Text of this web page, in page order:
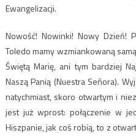
Ewangelizacji.
Nowość! Nowinki! Nowy Dzień!
Toledo mamy wzmiankowaną
Świętą Marię, ani tym bardziej
Naszą Panią (Nuestra Señora).
natychmiast, skoro otwartym i
jest już wprost: połączenie w
Hiszpanie, jak coś robią, to z